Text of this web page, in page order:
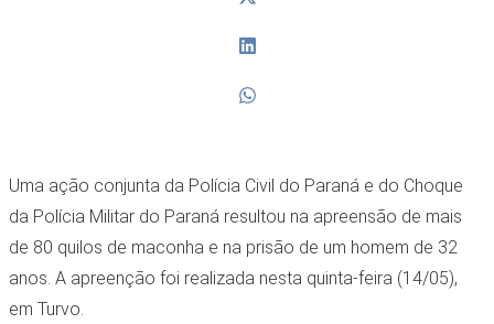
Uma ação conjunta da Polícia Civil do Paraná e do Choque
da Polícia Militar do Paraná resultou na apreensão de mais
de 80 quilos de maconha e na prisão de um homem de 32
anos. A apreenção foi realizada nesta quinta-feira (14/05),
em Turvo.